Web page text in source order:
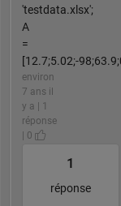
'testdata.xlsx';
A
=
[12.7;5.02;-
environ
7 ans il
y a | 1
réponse
| 0
1
réponse